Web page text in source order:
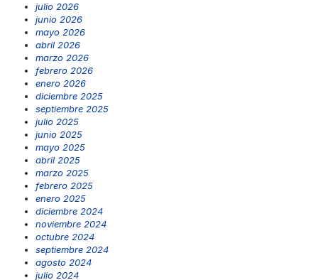
julio 2026
junio 2026
mayo 2026
abril 2026
marzo 2026
febrero 2026
enero 2026
diciembre 2025
septiembre 2025
julio 2025
junio 2025
mayo 2025
abril 2025
marzo 2025
febrero 2025
enero 2025
diciembre 2024
noviembre 2024
octubre 2024
septiembre 2024
agosto 2024
julio 2024